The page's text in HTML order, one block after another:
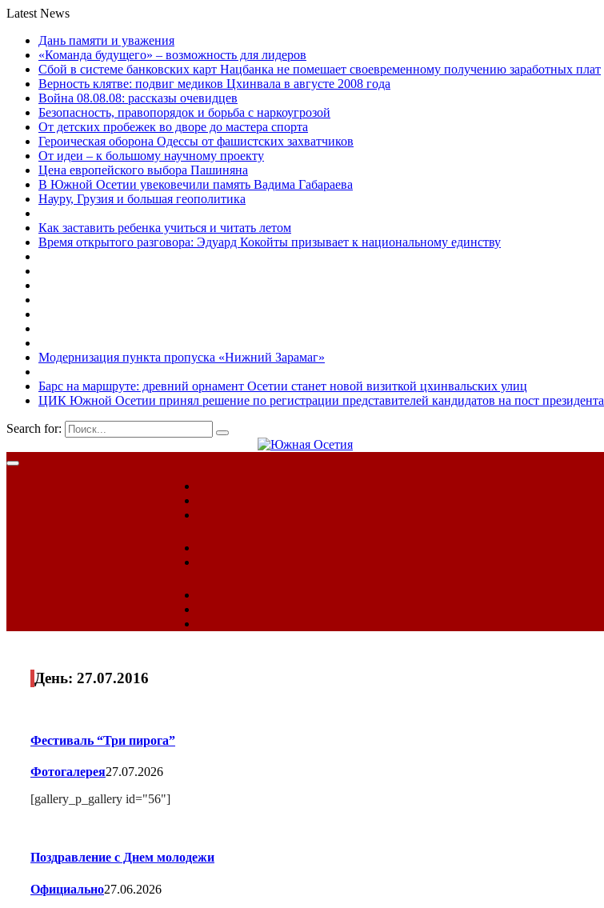
Latest News
Дань памяти и уважения
«Команда будущего» – возможность для лидеров
Сбой в системе банковских карт Нацбанка не помешает своевременному получению заработных плат
Верность клятве: подвиг медиков Цхинвала в августе 2008 года
Война 08.08.08: рассказы очевидцев
Безопасность, правопорядок и борьба с наркоугрозой
От детских пробежек во дворе до мастера спорта
Героическая оборона Одессы от фашистских захватчиков
От идеи – к большому научному проекту
Цена европейского выбора Пашиняна
В Южной Осетии увековечили память Вадима Габараева
Науру, Грузия и большая геополитика
Как заставить ребенка учиться и читать летом
Время открытого разговора: Эдуард Кокойты призывает к национальному единству
Модернизация пункта пропуска «Нижний Зарамаг»
Барс на маршруте: древний орнамент Осетии станет новой визиткой цхинвальских улиц
ЦИК Южной Осетии принял решение по регистрации представителей кандидатов на пост президента
Search for:
День: 27.07.2016
Фестиваль “Три пирога”
Фотогалерея27.07.2026
[gallery_p_gallery id="56"]
Поздравление с Днем молодежи
Официально27.06.2026